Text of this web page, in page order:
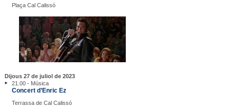
Plaça Cal Calissó
Dijous 27 de juliol de 2023
21.00 - Música
Concert d’Enric Ez
Terrassa de Cal Calissó